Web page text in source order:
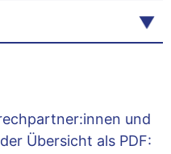
und
Übersicht als PDF: